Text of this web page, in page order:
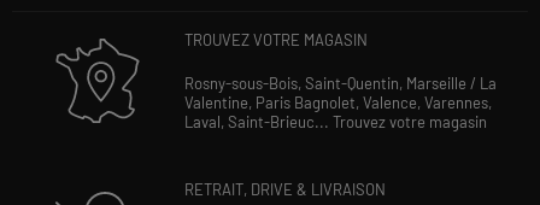
TROUVEZ VOTRE MAGASIN
Rosny-sous-Bois, Saint-Quentin, Marseille / La
Valentine, Paris Bagnolet, Valence, Varennes,
Laval, Saint-Brieuc... Trouvez votre magasin
RETRAIT, DRIVE & LIVRAISON